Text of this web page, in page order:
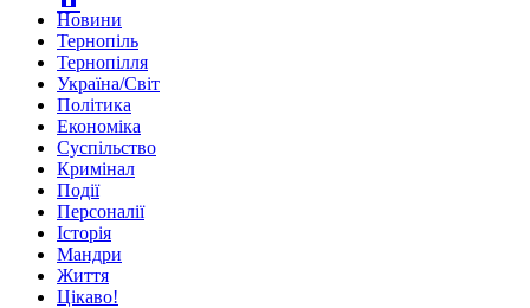
Новини
Тернопіль
Тернопілля
Україна/Світ
Політика
Економіка
Суспільство
Кримінал
Події
Персоналії
Історія
Мандри
Життя
Цікаво!